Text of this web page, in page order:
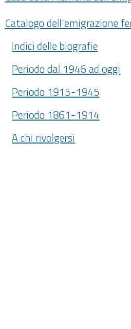
Catalogo dell'emigrazione
Indici delle biografie
Periodo dal 1946 ad oggi
Periodo 1915-1945
Periodo 1861-1914
A chi rivolgersi